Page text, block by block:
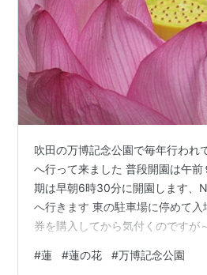
吹田の万博記念公園で毎年行われ
へ行って来ました 普段開園は午
期は早朝6時30分に開園します、
へ行きます 東の駐車場に停めて
券を購入してから気付くのですが
ですが～結構な人です、皆さん早
#蓮 #蓮の花 #万博記念公園